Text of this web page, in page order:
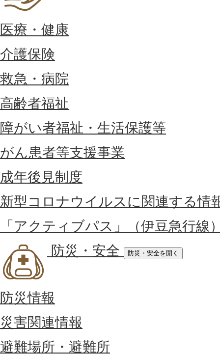
医療・健康
介護保険
救急・病院
高齢者福祉
障がい者福祉・生活保護等
がん患者等支援事業
成年後見制度
新型コロナウイルスに関連する情
「アクティブパス」（伊豆急行線
防災・安全
防災・安全を開く
防災情報
災害関連情報
避難場所・避難所